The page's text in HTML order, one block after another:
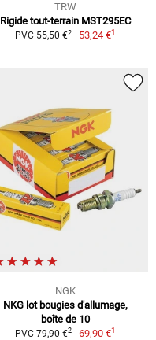
TRW
Rigide tout-terrain MST295EC
PVC 55,50 €2 53,24 €1
NGK
NKG lot bougies d'allumage,
boîte de 10
PVC 79,90 €2 69,90 €1